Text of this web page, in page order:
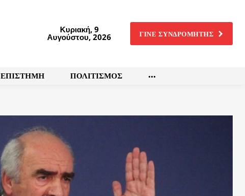
Κυριακή, 9
Αυγούστου, 2026 ΓΙΝΕ ΣΥΝΔΡΟΜΗΤΗΣ
ΕΠΙΣΤΗΜΗ ΠΟΛΙΤΙΣΜΟΣ